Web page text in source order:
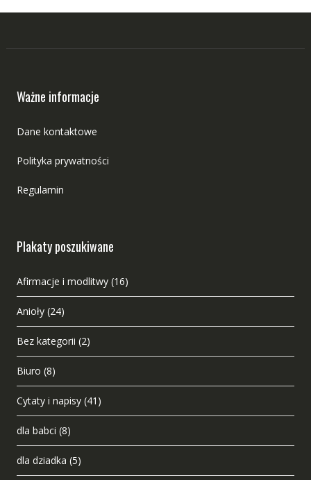
Ważne informacje
Dane kontaktowe
Polityka prywatności
Regulamin
Plakaty poszukiwane
Afirmacje i modlitwy (16)
Anioły (24)
Bez kategorii (2)
Biuro (8)
Cytaty i napisy (41)
dla babci (8)
dla dziadka (5)